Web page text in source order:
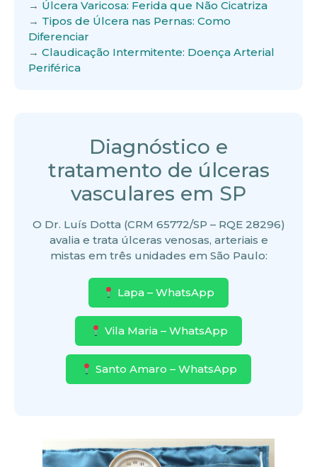
→ Úlcera Varicosa: Ferida que Não Cicatriza
→ Tipos de Úlcera nas Pernas: Como
Diferenciar
→ Claudicação Intermitente: Doença Arterial
Periférica
Diagnóstico e
tratamento de úlceras
vasculares em SP
O Dr. Luís Dotta (CRM 65772/SP – RQE 28296)
avalia e trata úlceras venosas, arteriais e
mistas em três unidades em São Paulo:
Lapa – WhatsApp
Vila Maria – WhatsApp
Santo Amaro – WhatsApp